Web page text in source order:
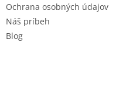
Ochrana osobných údajov
Náš príbeh
Blog